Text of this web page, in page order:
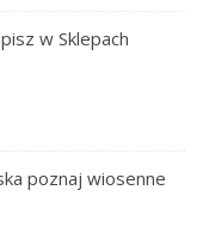
w Sklepach
poznaj wiosenne